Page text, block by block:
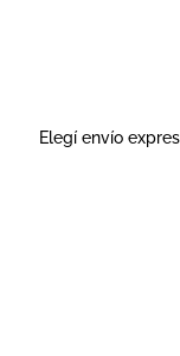
Elegí envío